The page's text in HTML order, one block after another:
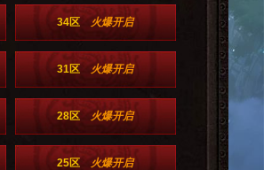
34区 火爆开启
31区 火爆开启
28区 火爆开启
25区 火爆开启